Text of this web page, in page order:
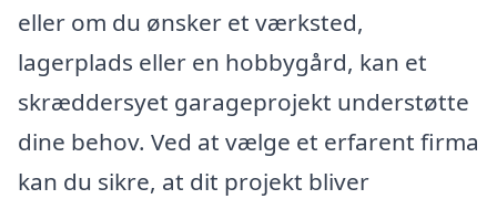
eller om du ønsker et værksted,
lagerplads eller en hobbygård, kan et
skræddersyet garageprojekt understøtte
dine behov. Ved at vælge et erfarent firma
kan du sikre, at dit projekt bliver